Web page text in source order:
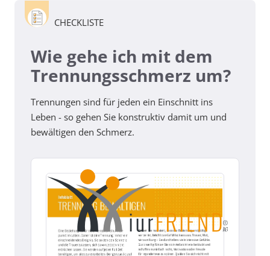
CHECKLISTE
Wie gehe ich mit dem
Trennungsschmerz um?
Trennungen sind für jeden ein Einschnitt ins
Leben - so gehen Sie konstruktiv damit um und
bewältigen den Schmerz.